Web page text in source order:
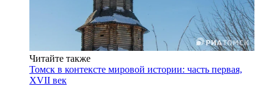
Читайте также
Томск в контексте мировой истории: часть первая,
XVII век